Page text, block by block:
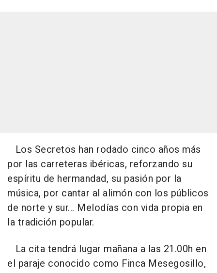
Los Secretos han rodado cinco años más
por las carreteras ibéricas, reforzando su
espíritu de hermandad, su pasión por la
música, por cantar al alimón con los públicos
de norte y sur... Melodías con vida propia en
la tradición popular.
La cita tendrá lugar mañana a las 21.00h en
el paraje conocido como Finca Mesegosillo,